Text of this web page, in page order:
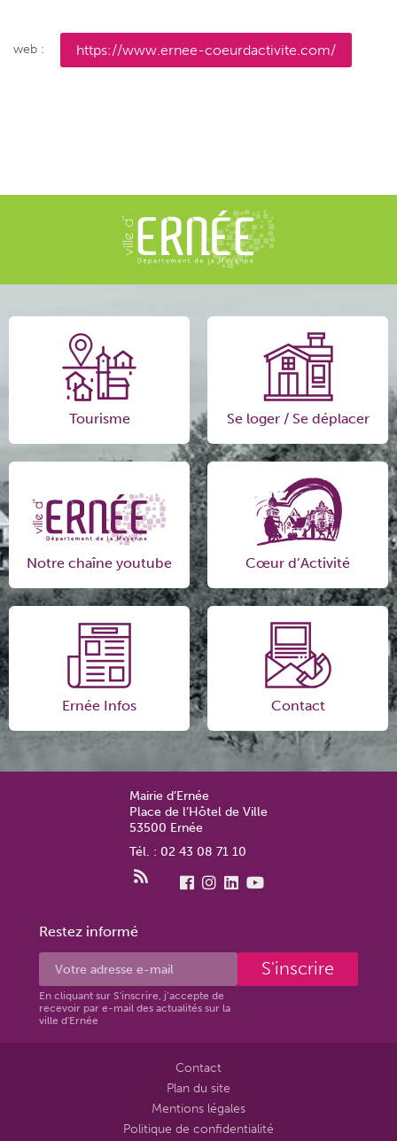
web : https://www.ernee-coeurdactivite.com/
Tourisme Se loger / Se déplacer
Notre chaîne youtube Cœur d’Activité
Ernée Infos Contact
Mairie d’Ernée
Place de l’Hôtel de Ville
53500 Ernée
Tél. : 02 43 08 71 10
Restez informé
En cliquant sur S'inscrire, j’accepte de
recevoir par e-mail des actualités sur la
ville d'Ernée
S'inscrire
Contact
Plan du site
Mentions légales
Politique de confidentialité